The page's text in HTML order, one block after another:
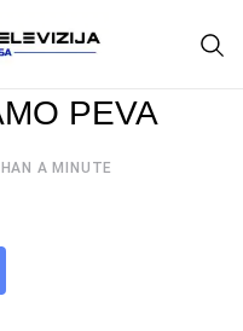
PEVA
A MINUTE